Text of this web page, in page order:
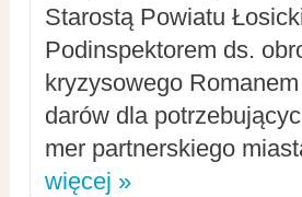
Starostą Powiatu
Podinspektorem ds.
kryzysowego
darów dla
mer partnerskiego
więcej »